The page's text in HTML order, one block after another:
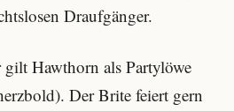
Draufgänger.
Hawthorn als Partylöwe
Der Brite feiert gern